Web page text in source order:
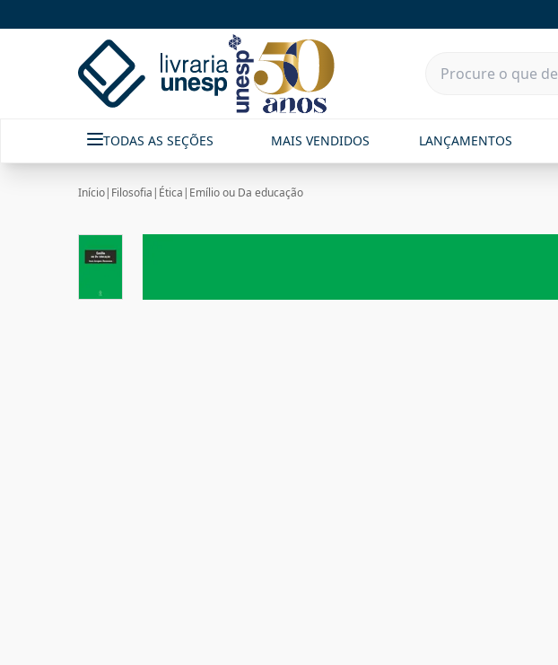
TODAS AS SEÇÕES MAIS VENDIDOS LANÇAMENTOS
Início| Filosofia | Ética | Emílio ou Da educação